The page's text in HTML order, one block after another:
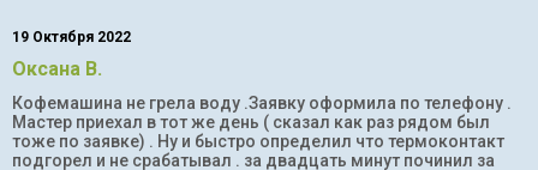
19 Октября 2022
Оксана В.
Кофемашина не грела воду .Заявку оформила по телефону .
Мастер приехал в тот же день ( сказал как раз рядом был
тоже по заявке) . Ну и быстро определил что термоконтакт
подгорел и не срабатывал . за двадцать минут починил за